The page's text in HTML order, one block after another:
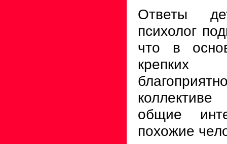
Ответы
психолог
что в
общие
похожие